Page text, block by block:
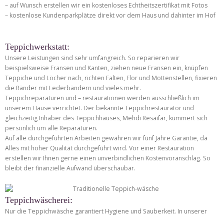
– auf Wunsch erstellen wir ein kostenloses Echtheitszertifikat mit Fotos
– kostenlose Kundenparkplätze direkt vor dem Haus und dahinter im Hof
Teppichwerkstatt:
Unsere Leistungen sind sehr umfangreich. So reparieren wir
beispielsweise Fransen und Kanten, ziehen neue Fransen ein, knüpfen
Teppiche und Löcher nach, richten Falten, Flor und Mottenstellen, fixieren
die Ränder mit Lederbändern und vieles mehr.
Teppichreparaturen und – restaurationen werden ausschließlich im
unserem Hause verrichtet. Der bekannte Teppichrestaurator und
gleichzeitig Inhaber des Teppichhauses, Mehdi Resaifar, kümmert sich
persönlich um alle Reparaturen.
Auf alle durchgeführten Arbeiten gewähren wir fünf Jahre Garantie, da
Alles mit hoher Qualität durchgeführt wird. Vor einer Restauration
erstellen wir Ihnen gerne einen unverbindlichen Kostenvoranschlag. So
bleibt der finanzielle Aufwand überschaubar.
Teppichwäscherei:
Nur die Teppichwäsche garantiert Hygiene und Sauberkeit. In unserer